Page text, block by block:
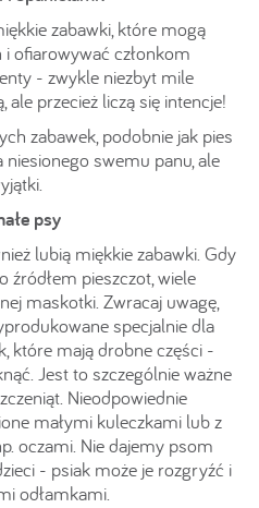
zabawki, które mogą
ofiarowywać członkom
- zwykle niezbyt mile
ale przecież liczą się intencje!
zabawek, podobnie jak pies
swemu panu, ale
psy
lubią miękkie zabawki. Gdy
źródłem pieszczot, wiele
maskotki. Zwracaj uwagę,
specjalnie dla
które mają drobne części -
Jest to szczególnie ważne
Nieodpowiednie
małymi kuleczkami lub z
oczami. Nie dajemy psom
- psiak może je rozgryźć i
odłamkami.